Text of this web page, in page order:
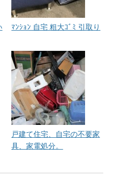
ﾏﾝｼｮﾝ 自宅 粗大ｺﾞﾐ 引取り
戸建て住宅、自宅の不要家
具、家電処分。